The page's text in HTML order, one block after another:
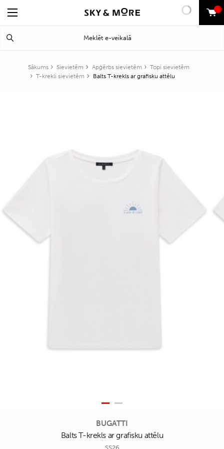
0
Sākums Sievietēm Apģērbs sievietēm
Topi sievietēm
T-krekli sievietēm
Balts T-krekls ar grafisku attēlu
BUGATTI
Balts T-krekls ar grafisku attēlu